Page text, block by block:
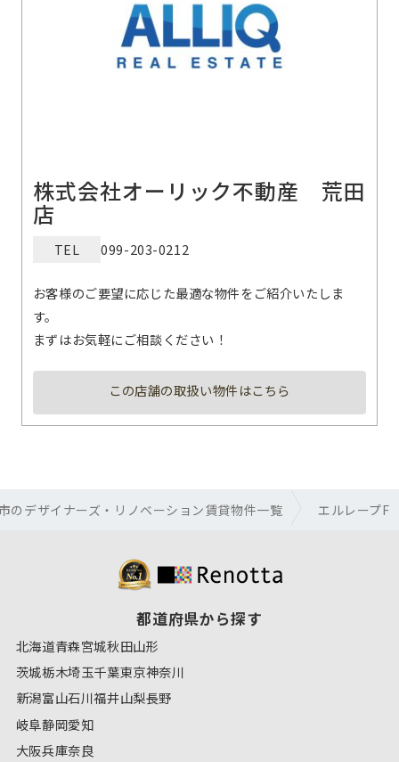
株式会社オーリック不動産 荒田
店
TEL 099-203-0212
お客様のご要望に応じた最適な物件をご紹介いたしま
す。
まずはお気軽にご相談ください！
この店舗の取扱い物件はこちら
のデザイナーズ・リノベーション賃貸物件一覧 エルレープF
都道府県から探す
北海道青森宮城秋田山形
茨城栃木埼玉千葉東京神奈川
新潟富山石川福井山梨長野
岐阜静岡愛知
大阪兵庫奈良